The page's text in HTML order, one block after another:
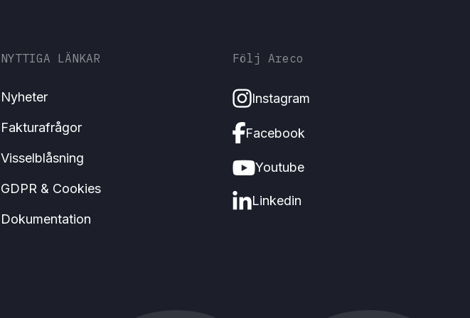
NYTTIGA LÄNKAR
Nyheter
Fakturafrågor
Visselblåsning
GDPR & Cookies
Dokumentation
Följ Areco
Instagram
Facebook
Youtube
Linkedin